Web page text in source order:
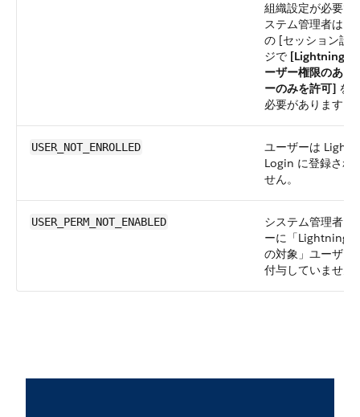
組織設定が必要で
ステム管理者は、
の [セッション設
ジで [Lightning
ーザー権限のある
ーのみを許可] を
必要があります。
USER_NOT_ENROLLED
ユーザーは
Login に登録され
せん。
USER_PERM_NOT_ENABLED
システム管理者は
ーに「Lightning
の対象」ユーザー
付与していません